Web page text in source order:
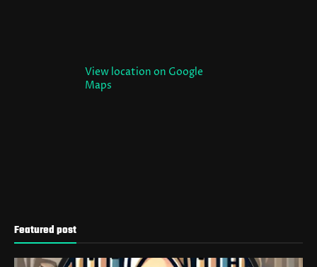
View location on Google
Maps
Featured post